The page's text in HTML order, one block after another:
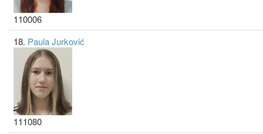
110006
18. Paula Jurković
111080